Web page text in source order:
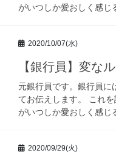
がいつしか愛おしく感
2020/10/07(水)
【銀行員】変な
元銀行員です。銀行員に
てお伝えします。 これ
がいつしか愛おしく感
2020/09/29(火)